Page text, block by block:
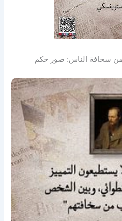
من سخافة الناس: صور حكم